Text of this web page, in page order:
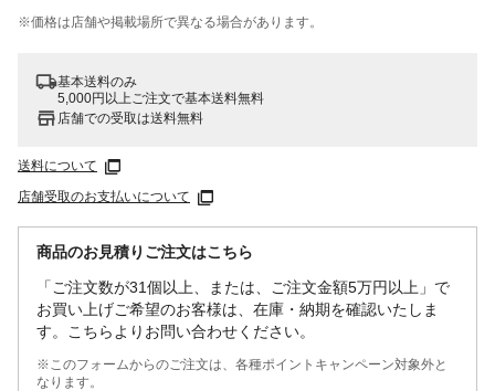
※価格は​店舗や​掲載場所で​異なる​場合が​あります。
基本送料のみ
5,000円以上ご注文で基本送料無料
店舗での受取は送料無料
送料について
店舗受取のお支払いについて
商品のお見積りご注文はこちら
「ご注文数が31個以上、または、ご注文金額5万円以上」で
お買い上げご希望のお客様は、在庫・納期を確認いたしま
す。こちらよりお問い合わせください。
※このフォームからのご注文は、各種ポイントキャンペーン対象外と
なります。